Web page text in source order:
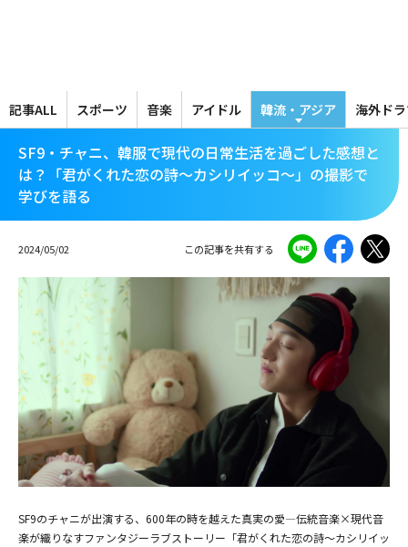
テ
ン
記事ALL スポーツ 音楽 アイドル 韓流・アジア 海外ド
SF9・チャニ、韓服で現代の日常生活を過ごした感想と
は？「君がくれた恋の詩～カシリイッコ～」の撮影で
学びを語る
2024/05/02 この記事を共有する
SF9のチャニが出演する、600年の時を越えた真実の愛―伝統音楽×現代音
楽が織りなすファンタジーラブストーリー「君がくれた恋の詩～カシリイッ